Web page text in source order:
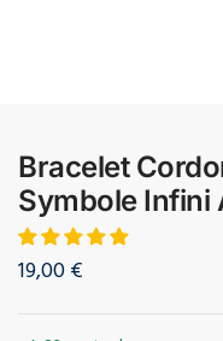
Bracelet
Symbole Infini
19,00€